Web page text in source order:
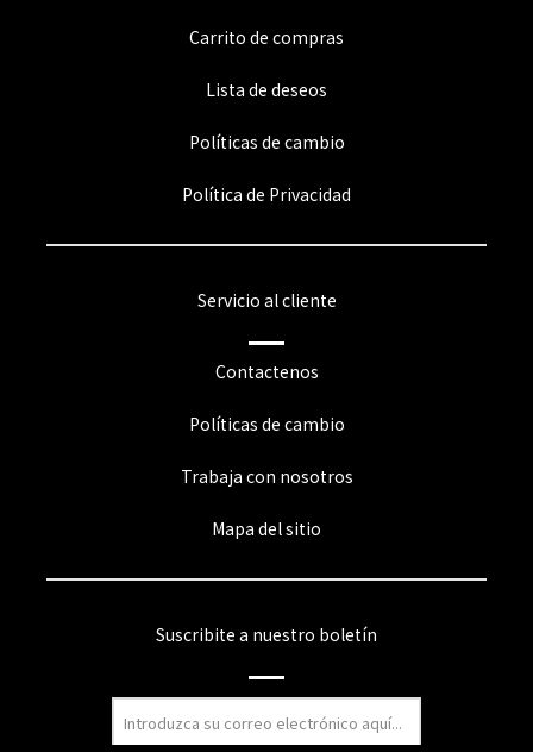
Carrito de compras
Lista de deseos
Políticas de cambio
Política de Privacidad
Servicio al cliente
Contactenos
Políticas de cambio
Trabaja con nosotros
Mapa del sitio
Suscribite a nuestro boletín